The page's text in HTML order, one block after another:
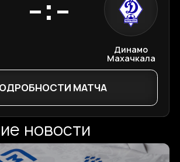
Динамо
Махачкала
МАТЧА
новости